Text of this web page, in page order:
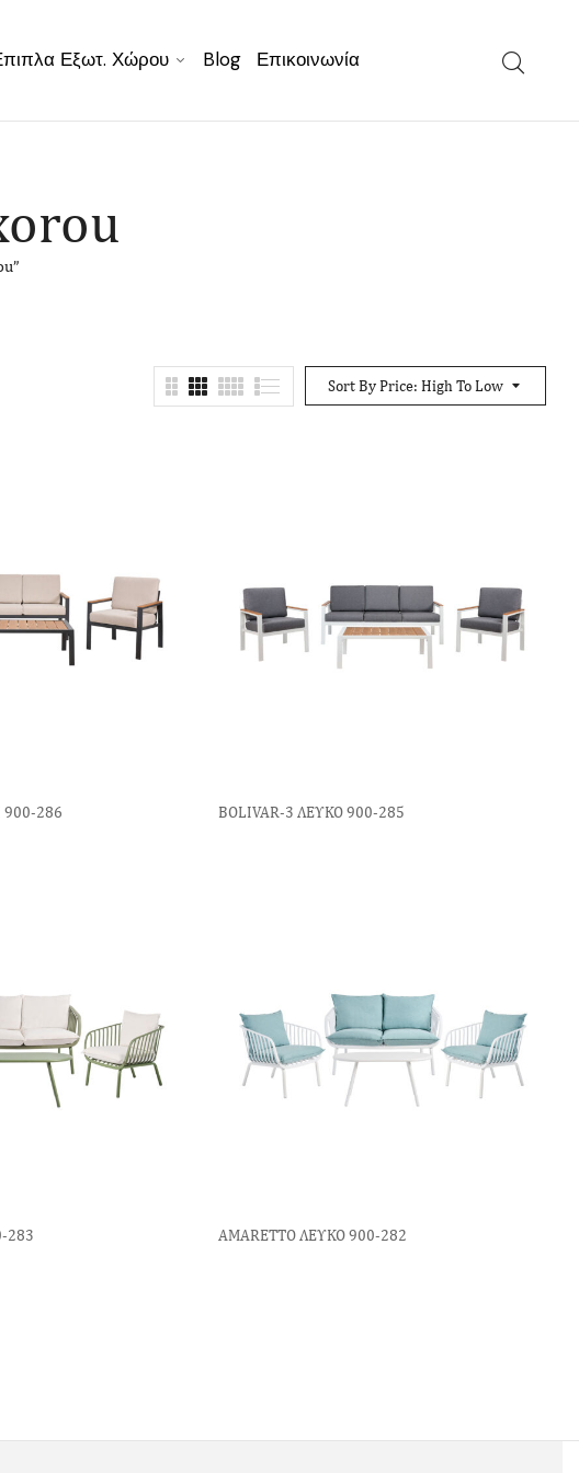
Εξωτ. Χώρου Blog Επικοινωνία
Sort By Price: High To Low
900-286 BOLIVAR-3 ΛΕΥΚΟ 900-285
283 AMARETTO ΛΕΥΚΟ 900-282